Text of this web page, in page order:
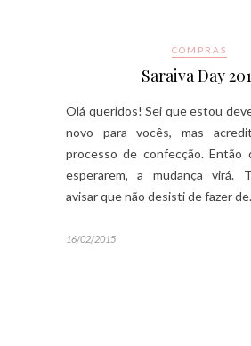
COMPRAS
Saraiva Day
Olá queridos! Sei que estou
novo para vocês, mas
processo de confecção. Então
esperarem, a mudança virá.
avisar que não desisti de fazer
16/02/2015